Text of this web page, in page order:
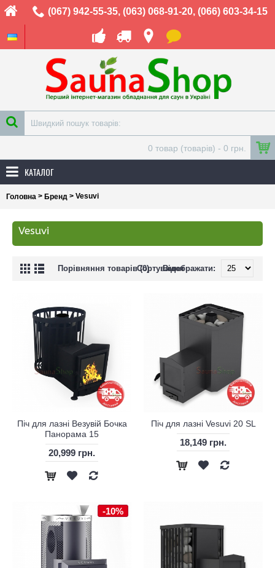
(067) 942-55-35, (063) 068-91-20, (066) 603-34-15
0 товар (товарів) - 0 грн.
КАТАЛОГ
Головна > Бренд > Vesuvi
Vesuvi
Порівняння товарів (0) Відображати:
Сортування
Піч для лазні Везувій Бочка
Панорама 15
20,999 грн.
Піч для лазні Vesuvi 20 SL
18,149 грн.
-10%